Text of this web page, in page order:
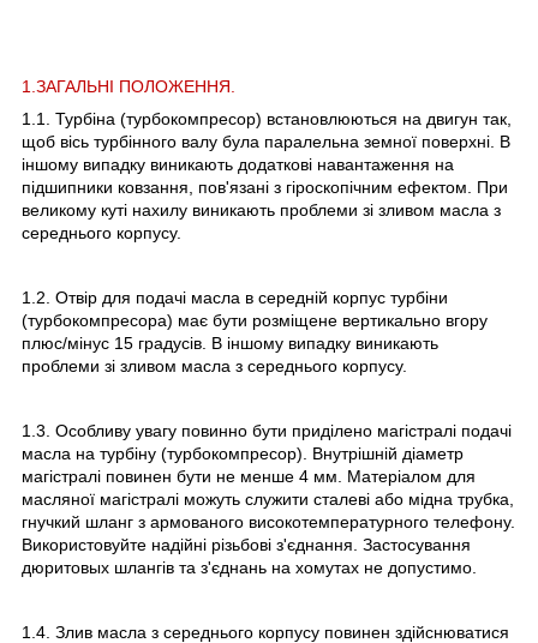
1.ЗАГАЛЬНІ ПОЛОЖЕННЯ.
1.1. Турбіна (турбокомпресор) встановлюються на двигун так,
щоб вісь турбінного валу була паралельна земної поверхні. В
іншому випадку виникають додаткові навантаження на
підшипники ковзання, пов'язані з гіроскопічним ефектом. При
великому куті нахилу виникають проблеми зі зливом масла з
середнього корпусу.
1.2. Отвір для подачі масла в середній корпус турбіни
(турбокомпресора) має бути розміщене вертикально вгору
плюс/мінус 15 градусів. В іншому випадку виникають
проблеми зі зливом масла з середнього корпусу.
1.3. Особливу увагу повинно бути приділено магістралі подачі
масла на турбіну (турбокомпресор). Внутрішній діаметр
магістралі повинен бути не менше 4 мм. Матеріалом для
масляної магістралі можуть служити сталеві або мідна трубка,
гнучкий шланг з армованого високотемпературного телефону.
Використовуйте надійні різьбові з'єднання. Застосування
дюритовых шлангів та з'єднань на хомутах не допустимо.
1.4. Злив масла з середнього корпусу повинен здійснюватися